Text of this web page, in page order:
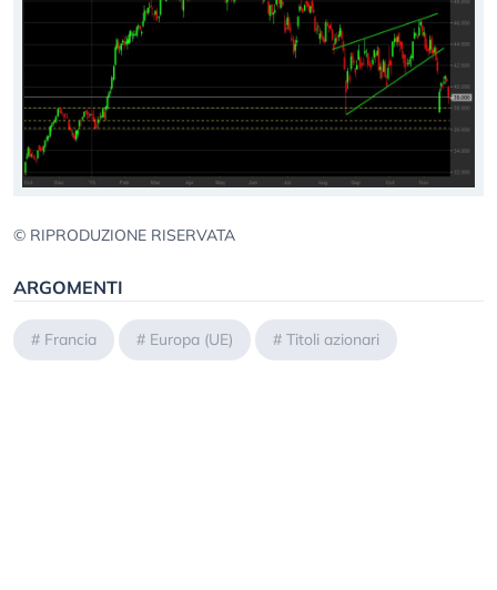
© RIPRODUZIONE RISERVATA
ARGOMENTI
# Francia # Europa (UE) # Titoli azionari